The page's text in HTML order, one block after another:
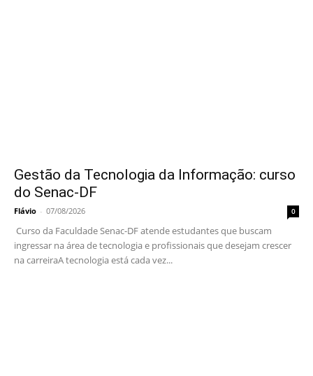
Gestão da Tecnologia da Informação: curso
do Senac-DF
Flávio - 07/08/2026 0
Curso da Faculdade Senac-DF atende estudantes que buscam
ingressar na área de tecnologia e profissionais que desejam crescer
na carreiraA tecnologia está cada vez...